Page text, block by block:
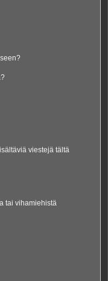
viestejä tältä
tai vihamiehistä